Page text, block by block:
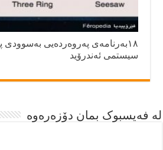
١٨بەرنامەی پەروەردەيی بەسوودی
سيستمى ئەندرۆيد
لە فەیسبوک بمان دۆزەرەوە